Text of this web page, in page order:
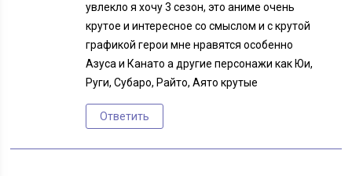
увлекло я хочу 3 сезон, это аниме очень
крутое и интересное со смыслом и с крутой
графикой герои мне нравятся особенно
Азуса и Канато а другие персонажи как Юи,
Руги, Субаро, Райто, Аято крутые
Ответить